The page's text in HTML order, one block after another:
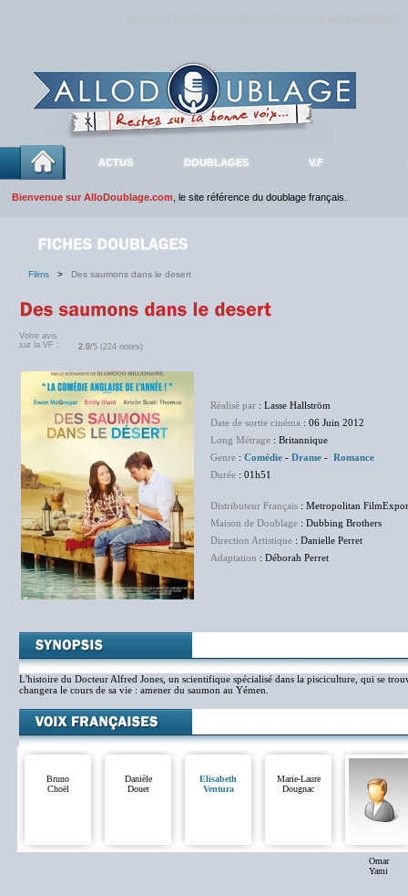
ACTUS DOUBLAGES V.F
Bienvenue sur AlloDoublage.com , le site référence du doublage français.
Films > Des saumons dans le desert
Votre avis
sur la VF :
2.0/5 (224 notes)
Réalisé par : Lasse Hallström
Date de sortie cinéma : 06 Juin 2012
Long Métrage : Britannique
Genre : Comédie - Drame - Romance
Durée : 01h51
Distributeur Français : Metropolitan
Maison de Doublage : Dubbing Brothers
Direction Artistique : Danielle Perret
Adaptation : Déborah Perret
L'histoire du Docteur Alfred Jones, un scientifique spécialisé dans la pisciculture, qui se
changera le cours de sa vie : amener du saumon au Yémen.
Bruno
Choël
Danièle
Douet
Elisabeth
Ventura
Marie-Laure
Dougnac
Omar
Yami